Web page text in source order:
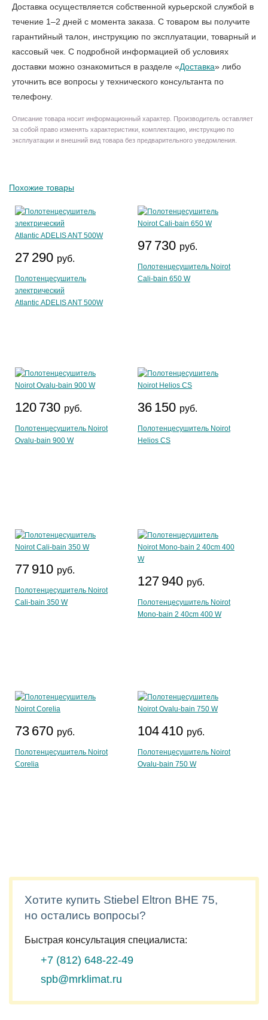
Доставка осуществляется собственной курьерской службой в
течение 1–2 дней с момента заказа. С товаром вы получите
гарантийный талон, инструкцию по эксплуатации, товарный и
кассовый чек. С подробной информацией об условиях
доставки можно ознакомиться в разделе «Доставка» либо
уточнить все вопросы у технического консультанта по
телефону.
Описание товара носит информационный характер. Производитель оставляет
за собой право изменять характеристики, комплектацию, инструкцию по
эксплуатации и внешний вид товара без предварительного уведомления.
Похожие товары
27 290 руб.
Полотенцесушитель
электрический
Atlantic ADELIS ANT 500W
97 730 руб.
Полотенцесушитель Noirot
Cali-bain 650 W
120 730 руб.
Полотенцесушитель Noirot
Ovalu-bain 900 W
36 150 руб.
Полотенцесушитель Noirot
Helios CS
77 910 руб.
Полотенцесушитель Noirot
Cali-bain 350 W
127 940 руб.
Полотенцесушитель Noirot
Mono-bain 2 40cm 400 W
73 670 руб.
Полотенцесушитель Noirot
Corelia
104 410 руб.
Полотенцесушитель Noirot
Ovalu-bain 750 W
Хотите купить Stiebel Eltron BHE 75,
но остались вопросы?
Быстрая консультация специалиста:
+7 (812) 648-22-49
spb@mrklimat.ru